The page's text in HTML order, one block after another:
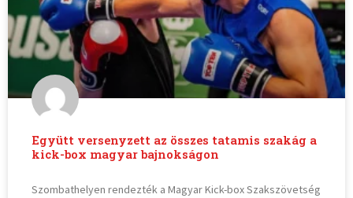
Együtt versenyzett az összes tatamis szakág a
kick-box magyar bajnokságon
Szombathelyen rendezték a Magyar Kick-box Szakszövetség